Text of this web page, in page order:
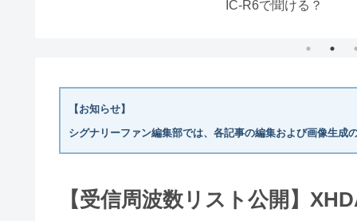
【お知らせ】
シグナリーファン編集部では、各記事の編集および画像生成
【受信周波数リスト公開】